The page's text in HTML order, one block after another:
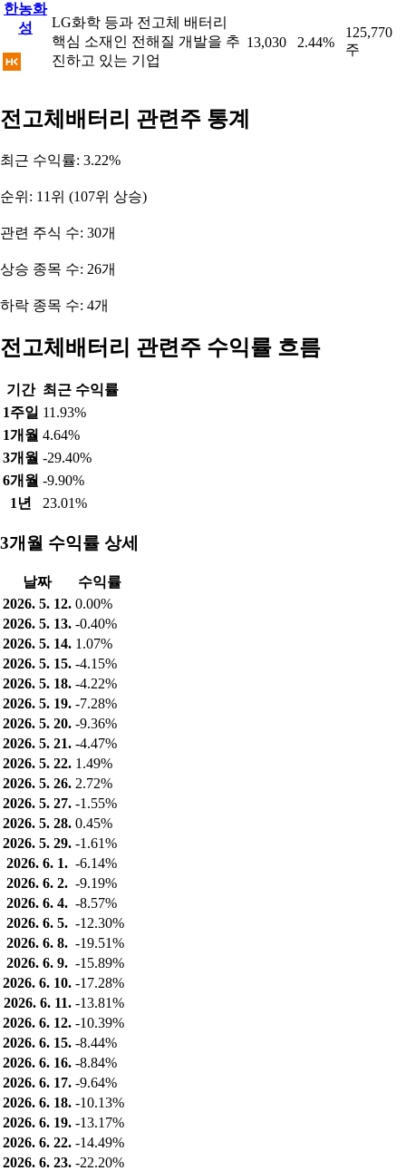
한농화
성
LG화학 등과 전고체 배터리
핵심 소재인 전해질 개발을 추
진하고 있는 기업
13,030 2.44%
125,770
주
전고체배터리 관련주 통계
최근 수익률: 3.22%
순위: 11위 (107위 상승)
관련 주식 수: 30개
상승 종목 수: 26개
하락 종목 수: 4개
전고체배터리 관련주 수익률 흐름
기간 최근 수익률
1주일 11.93%
1개월 4.64%
3개월 -29.40%
6개월 -9.90%
1년
23.01%
3개월 수익률 상세
날짜
수익률
2026. 5. 12. 0.00%
2026. 5. 13. -0.40%
2026. 5. 14. 1.07%
2026. 5. 15. -4.15%
2026. 5. 18. -4.22%
2026. 5. 19. -7.28%
2026. 5. 20. -9.36%
2026. 5. 21. -4.47%
2026. 5. 22. 1.49%
2026. 5. 26. 2.72%
2026. 5. 27. -1.55%
2026. 5. 28. 0.45%
2026. 5. 29. -1.61%
2026. 6. 1. -6.14%
2026. 6. 2. -9.19%
2026. 6. 4. -8.57%
2026. 6. 5. -12.30%
2026. 6. 8. -19.51%
2026. 6. 9. -15.89%
2026. 6. 10. -17.28%
2026. 6. 11. -13.81%
2026. 6. 12. -10.39%
2026. 6. 15. -8.44%
2026. 6. 16. -8.84%
2026. 6. 17. -9.64%
2026. 6. 18. -10.13%
2026. 6. 19. -13.17%
2026. 6. 22. -14.49%
2026. 6. 23. -22.20%